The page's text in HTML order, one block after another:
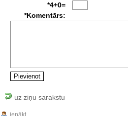
*4+0=
*Komentārs:
uz ziņu sarakstu
ienākt